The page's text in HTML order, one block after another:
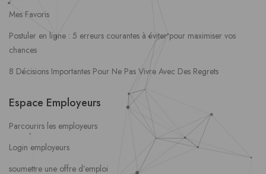
Mes Favoris
Postuler en ligne : 5 erreurs courantes à éviter pour maximiser vos
chances
8 Décisions Importantes Pour Ne Pas Vivre Avec Des Regrets
Espace Employeurs
Parcourirs les employeurs
Login employeurs
soumettre une offre d’emploi